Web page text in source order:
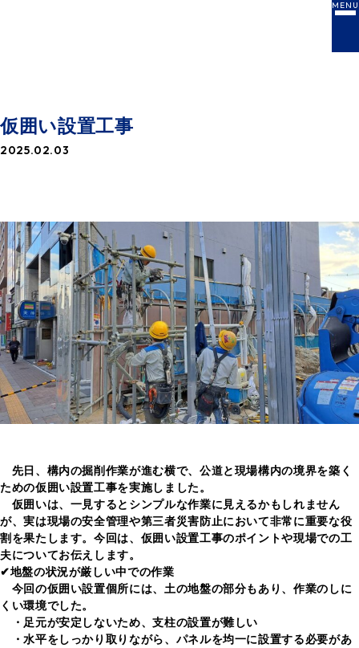
MENU
仮囲い設置工事
2025.02.03
先日、構内の掘削作業が進む横で、公道と現場構内の境界を築く
ための仮囲い設置工事を実施しました。
仮囲いは、一見するとシンプルな作業に見えるかもしれません
が、実は現場の安全管理や第三者災害防止において非常に重要な役
割を果たします。今回は、仮囲い設置工事のポイントや現場での工
夫についてお伝えします。
✔地盤の状況が厳しい中での作業
今回の仮囲い設置個所には、土の地盤の部分もあり、作業のしに
くい環境でした。
・足元が安定しないため、支柱の設置が難しい
・水平をしっかり取りながら、パネルを均一に設置する必要があ